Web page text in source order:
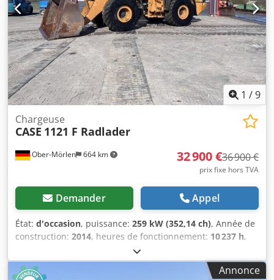
1 /9
Ober-Mörlen 664 km
Chargeuse
CASE 1121 F Radlader
32 900 €36 900 €
prix fixe hors TVA
Demander Appel
État: d'occasion, puissance: 259 kW (352,14 ch), Année de
construction: 2014, heures de fonctionnement: 10 237 h,
Poids à vide : 27 024 kg Veuillez contacter Emal Jaweed
pour plus d’informations. Chargeuse sur pneus / Wheel
Loader, Case 1121F, année 2014, heures de
Annonce